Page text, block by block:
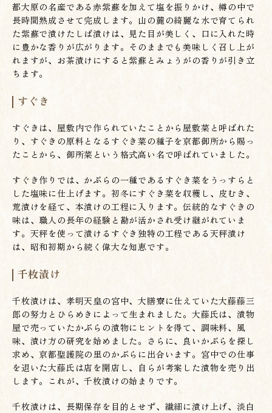
都大原の名産である赤紫蘇を加えて塩を振りかけ、樽の中で
長時間熟成させて完成します。山の麓の綺麗な水で育てられ
た紫蘇で漬けたしば漬けは、見た目が美しく、口に入れた時
に豊かな香りが広がります。そのままでも美味しく召し上が
れますが、お茶漬けにすると紫蘇とみょうがの香りが引き立
ちます。
すぐき
すぐきは、屋敷内で作られていたことから屋敷菜と呼ばれた
り、すぐきの原料となるすぐき菜の種子を京都御所から賜っ
たことから、御所菜という格式高い名で呼ばれていました。
すぐき作りでは、かぶらの一種であるすぐき菜をうっすらと
した塩味に仕上げます。初冬にすぐき菜を収穫し、皮むき、
荒漬けを経て、本漬けの工程に入ります。伝統的なすぐきの
味は、職人の長年の経験と勘が活かされ受け継がれていま
す。天秤を使って漬けるすぐき独特の工程である天秤漬け
は、昭和初期から続く偉大な知恵です。
千枚漬け
千枚漬けは、孝明天皇の宮中、大膳寮に仕えていた大藤藤三
郎の努力とひらめきによって生まれました。大藤氏は、漬物
屋で売っていたかぶらの漬物にヒントを得て、調味料、風
味、漬け方の研究を始めました。さらに、良いかぶらを探し
求め、京都聖護院の里のかぶらに出合います。宮中での仕事
を退いた大藤氏は店を開店し、自らが考案した漬物を売り出
します。これが、千枚漬けの始まりです。
千枚漬けは、長期保存を目的とせず、繊細に漬け上げ、淡白